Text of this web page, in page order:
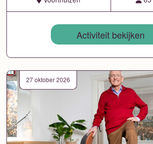
Activiteit bekijken
27 oktober 2026